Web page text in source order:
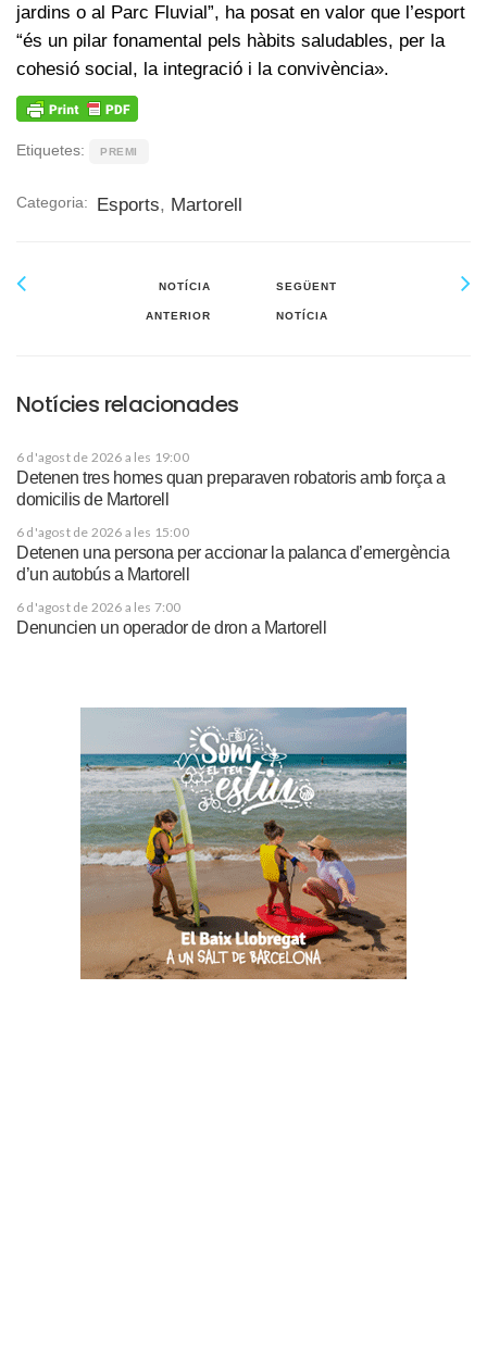
jardins o al Parc Fluvial”, ha posat en valor que l’esport
“és un pilar fonamental pels hàbits saludables, per la
cohesió social, la integració i la convivència».
Etiquetes: PREMI
Categoria: Esports, Martorell
NOTÍCIA
ANTERIOR
SEGÜENT
NOTÍCIA
Notícies relacionades
6 d'agost de 2026 a les 19:00
Detenen tres homes quan preparaven robatoris amb força a
domicilis de Martorell
6 d'agost de 2026 a les 15:00
Detenen una persona per accionar la palanca d’emergència
d’un autobús a Martorell
6 d'agost de 2026 a les 7:00
Denuncien un operador de dron a Martorell